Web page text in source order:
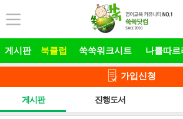
게시판 북클럽 쑥쑥워크시트 나를따르
가입신청
게시판 진행도서